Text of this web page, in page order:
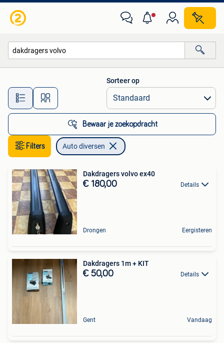
Alle afstanden…
Sorteer op
Bewaar je zoekopdracht
Filters Auto diversen
Dakdragers volvo ex40
€ 180,00 Details
Drongen Eergisteren
Dakdragers 1m + KIT
€ 50,00 Details
Gent Vandaag